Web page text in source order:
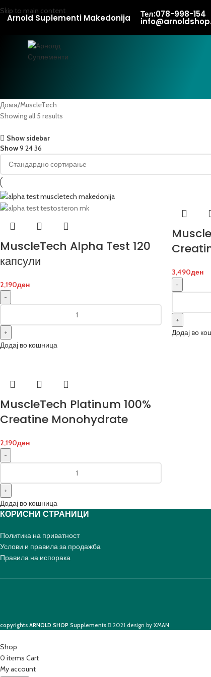
Skip to main content
Arnold Suplementi Makedonija Тел:078-998-154
Дома MuscleTech
Showing all 5 results
Show sidebar
Show9 2436
MuscleTech Alpha Test 120
капсули
2,190ден
Додај во кошница
3,490ден
Додај во
MuscleTech Platinum 100%
Creatine Monohydrate
2,190ден
Додај во кошница
КОРИСНИ СТРАНИЦИ
Политика на приватност
Услови и правила за продажба
Правила на испорака
copyrights ARNOLD SHOP Supplements 2021 design by XMAN
Shop
0 items Cart
My account